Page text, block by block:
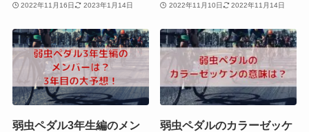
2022年11月16日 2023年1月14日 2022年11月10日 2022年11月14日
弱虫ペダル3年生編のメン
弱虫ペダルのカラーゼッケ